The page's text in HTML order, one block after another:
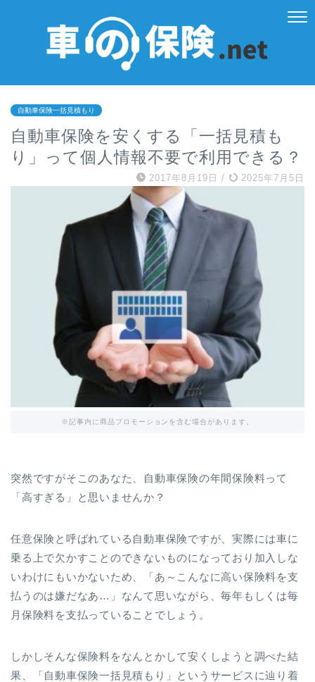
自動車保険一括見積もり
自動車保険を安くする「一括見積も
り」って個人情報不要で利用できる？
2017年8月19日 / 2025年7月5日
※記事内に商品プロモーションを含む場合があります。
突然ですがそこのあなた、自動車保険の年間保険料って
「高すぎる」と思いませんか？
任意保険と呼ばれている自動車保険ですが、実際には車に
乗る上で欠かすことのできないものになっており加入しな
いわけにもいかないため、「あ～こんなに高い保険料を支
払うのは嫌だなあ…」なんて思いながら、毎年もしくは毎
月保険料を支払っていることでしょう。
しかしそんな保険料をなんとかして安くしようと調べた結
果、「自動車保険一括見積もり」というサービスに辿り着